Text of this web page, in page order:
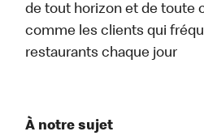
de tout horizon et de toute
comme les clients qui
restaurants chaque jour
À notre sujet